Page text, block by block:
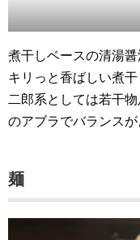
煮干しベースの清湯醤
キリっと香ばしい煮
二郎系としては若干
のアブラでバランスが
麺